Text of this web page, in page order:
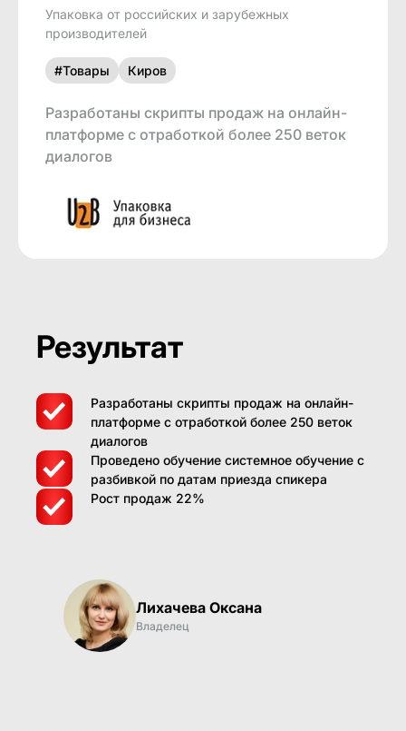
Упаковка от российских и зарубежных
производителей
#Товары Киров
Разработаны скрипты продаж на онлайн-
платформе с отработкой более 250 веток
диалогов
Результат
Разработаны скрипты продаж на онлайн-
платформе с отработкой более 250 веток
диалогов
Проведено обучение системное обучение с
разбивкой по датам приезда спикера
Рост продаж 22%
Лихачева Оксана
Владелец